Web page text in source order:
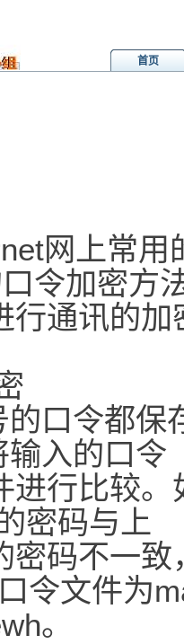
首页
网上常
令加密方
行通讯的
的口令都保
入的口令
进行比较
密码与上
密码不一
令文件为
。